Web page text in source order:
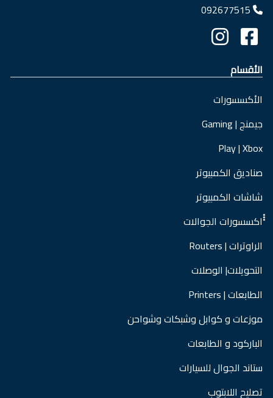
092677515
الأقسام
الأكسسورات
جيمنج | Gaming
Play | Xbox
صناديق الكمبيوتر
شاشات الكمبيوتر
ْْْاكسسورات الجوالات
الراوترات | Routers
التحويلات| الوصلات
الطابعات | Printers
موزعات و كوابل وشبكات وشواحن
الباركود و الطابعات
ستاند الجوال للسيارات
تصليح اللابتوب